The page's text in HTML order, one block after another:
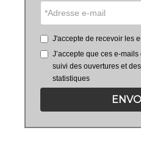
J'accepte de recevoir les
J’accepte que ces e-
suivi des ouvertures et
statistiques